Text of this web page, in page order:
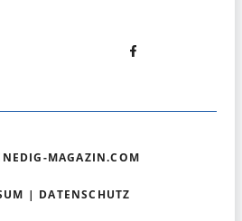
MAGAZIN.COM
| DATENSCHUTZ